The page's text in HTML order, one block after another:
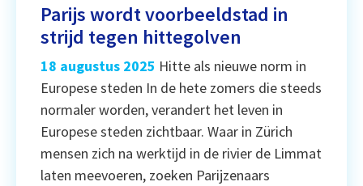
Parijs wordt voorbeeldstad in
strijd tegen hittegolven
18 augustus 2025 Hitte als nieuwe norm in
Europese steden In de hete zomers die steeds
normaler worden, verandert het leven in
Europese steden zichtbaar. Waar in Zürich
mensen zich na werktijd in de rivier de Limmat
laten meevoeren, zoeken Parijzenaars